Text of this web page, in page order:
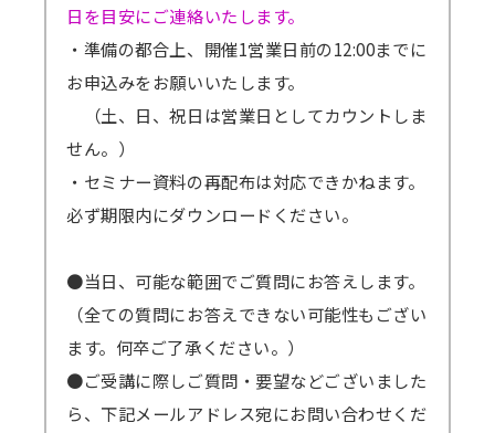
日を目安にご連絡いたします。
・準備の都合上、開催1営業日前の12:00までに
お申込みをお願いいたします。
（土、日、祝日は営業日としてカウントしま
せん。）
・セミナー資料の再配布は対応できかねます。
必ず期限内にダウンロードください。
●当日、可能な範囲でご質問にお答えします。
（全ての質問にお答えできない可能性もござい
ます。何卒ご了承ください。）
●ご受講に際しご質問・要望などございました
ら、下記メールアドレス宛にお問い合わせくだ